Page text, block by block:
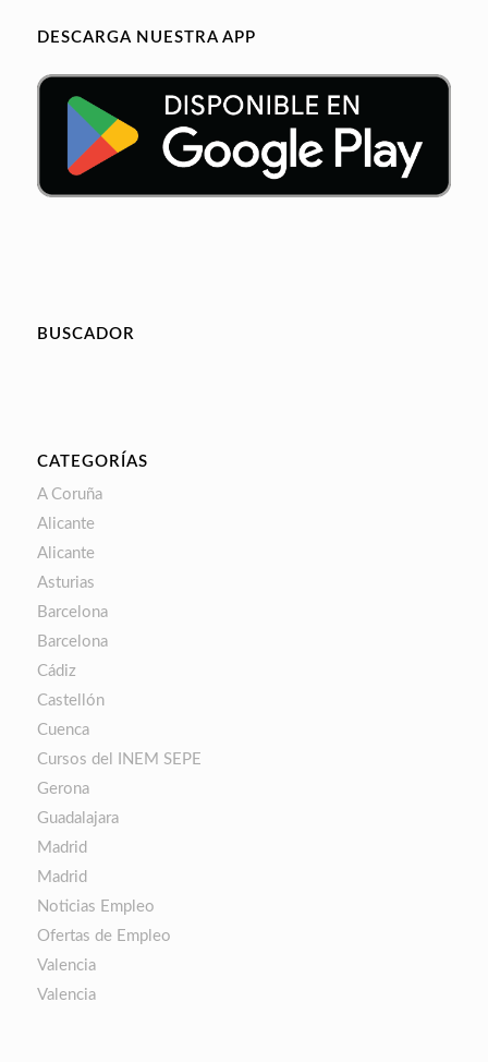
DESCARGA NUESTRA APP
BUSCADOR
CATEGORÍAS
A Coruña
Alicante
Alicante
Asturias
Barcelona
Barcelona
Cádiz
Castellón
Cuenca
Cursos del INEM SEPE
Gerona
Guadalajara
Madrid
Madrid
Noticias Empleo
Ofertas de Empleo
Valencia
Valencia